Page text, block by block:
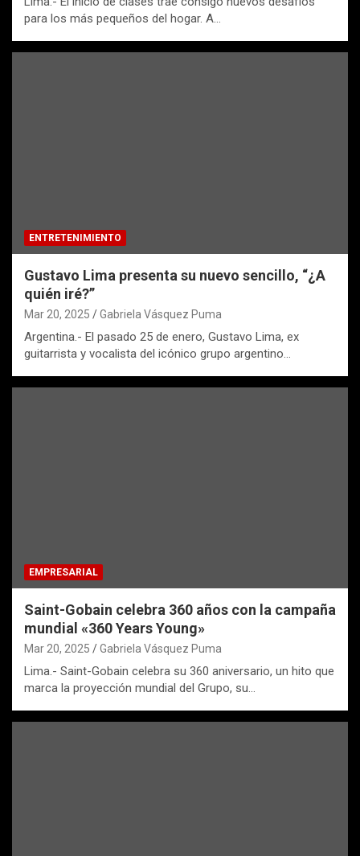
para los más pequeños del hogar. A…
ENTRETENIMIENTO
Gustavo Lima presenta su nuevo sencillo, “¿A
quién iré?”
Mar 20, 2025 Gabriela Vásquez Puma
Argentina.- El pasado 25 de enero, Gustavo Lima, ex
guitarrista y vocalista del icónico grupo argentino…
EMPRESARIAL
Saint-Gobain celebra 360 años con la campaña
mundial «360 Years Young»
Mar 20, 2025 Gabriela Vásquez Puma
Lima.- Saint-Gobain celebra su 360 aniversario, un hito que
marca la proyección mundial del Grupo, su…